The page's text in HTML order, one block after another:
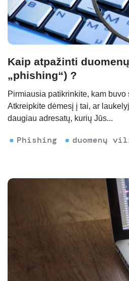
Kaip atpažinti
„phishing“) ?
Pirmiausia patikrinkite, kam buvo
Atkreipkite dėmesį į tai, ar
daugiau adresatų, kurių Jūs...
Phishing duomenų